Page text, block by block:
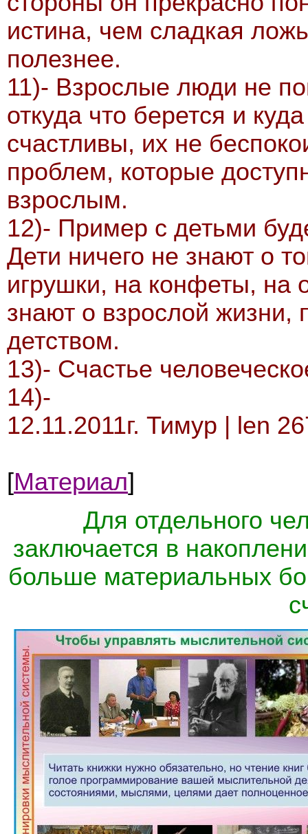
истина, чем сладкая
полезнее.
11)- Взрослые люди не
откуда что берется и
счастливы, их не
проблем, которые
взрослым.
12)- Пример с детьми
Дети ничего не знают о
игрушки, на конфеты, на
знают о взрослой жизни,
детством.
13)- Счастье
14)-
12.11.2011г. Тимур | len
[Материал]
Для отдельного
заключается в
больше материальных